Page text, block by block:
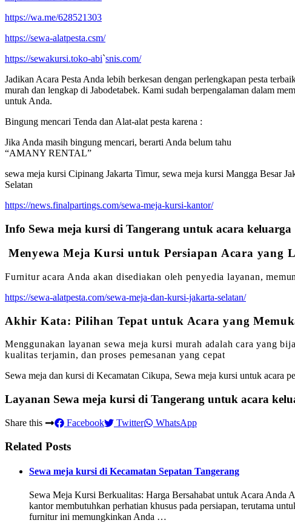
https://wa.me/628521303
https://sewa-alatpesta.csm/
https://sewakursi.toko-abi`snis.com/
Jadikan Acara Pesta Anda lebih berkesan dengan perlengkapan pesta
murah dan lengkap di Jabodetabek. Kami sudah berpengalaman dalam
untuk Anda.
Bingung mencari Tenda dan Alat-alat pesta karena :
Jika Anda masih bingung mencari, berarti Anda belum tahu
“AMANY RENTAL”
sewa meja kursi Cipinang Jakarta Timur, sewa meja kursi Mangga Besar
Selatan
https://news.finalpartings.com/sewa-meja-kursi-kantor/
Info Sewa meja kursi di Tangerang untuk acara keluarga
Menyewa Meja Kursi untuk Persiapan Acara yang
Furnitur acara Anda akan disediakan oleh penyedia layanan,
https://sewa-alatpesta.com/sewa-meja-dan-kursi-jakarta-selatan/
Akhir Kata: Pilihan Tepat untuk Acara yang
Menggunakan layanan sewa meja kursi murah adalah cara yang
kualitas terjamin, dan proses pemesanan yang cepat
Sewa meja dan kursi di Kecamatan Cikupa, Sewa meja kursi untuk acara
Layanan Sewa meja kursi di Tangerang untuk acara
Share this Facebook Twitter WhatsApp
Related Posts
Sewa meja kursi di Kecamatan Sepatan Tangerang
Sewa Meja Kursi Berkualitas: Harga Bersahabat untuk Acara Anda
kantor membutuhkan perhatian khusus pada persiapan, terutama
furnitur ini memungkinkan Anda …